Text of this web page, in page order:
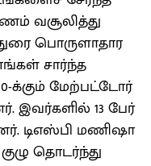
வசூலித்து
பொருளாதார
சார்ந்த
க்கும் மேற்பட்டோர்
இவர்களில் 13 பேர்
டிஎஸ்பி மணிஷா
தொடர்ந்து